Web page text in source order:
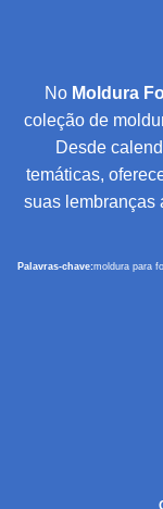
No Moldura
coleção de
Desde
temáticas,
suas lembranças
Palavras-chave:moldura para